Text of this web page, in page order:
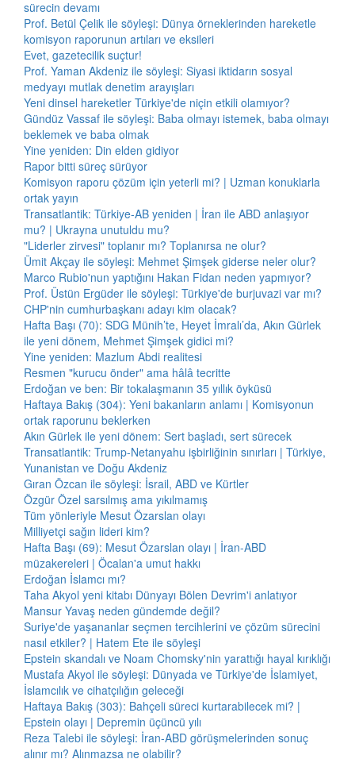
sürecin devamı
Prof. Betül Çelik ile söyleşi: Dünya örneklerinden hareketle
komisyon raporunun artıları ve eksileri
Evet, gazetecilik suçtur!
Prof. Yaman Akdeniz ile söyleşi: Siyasi iktidarın sosyal
medyayı mutlak denetim arayışları
Yeni dinsel hareketler Türkiye'de niçin etkili olamıyor?
Gündüz Vassaf ile söyleşi: Baba olmayı istemek, baba olmayı
beklemek ve baba olmak
Yine yeniden: Din elden gidiyor
Rapor bitti süreç sürüyor
Komisyon raporu çözüm için yeterli mi? | Uzman konuklarla
ortak yayın
Transatlantik: Türkiye-AB yeniden | İran ile ABD anlaşıyor
mu? | Ukrayna unutuldu mu?
"Liderler zirvesi" toplanır mı? Toplanırsa ne olur?
Ümit Akçay ile söyleşi: Mehmet Şimşek giderse neler olur?
Marco Rubio'nun yaptığını Hakan Fidan neden yapmıyor?
Prof. Üstün Ergüder ile söyleşi: Türkiye'de burjuvazi var mı?
CHP'nin cumhurbaşkanı adayı kim olacak?
Hafta Başı (70): SDG Münih’te, Heyet İmralı’da, Akın Gürlek
ile yeni dönem, Mehmet Şimşek gidici mi?
Yine yeniden: Mazlum Abdi realitesi
Resmen "kurucu önder" ama hâlâ tecritte
Erdoğan ve ben: Bir tokalaşmanın 35 yıllık öyküsü
Haftaya Bakış (304): Yeni bakanların anlamı | Komisyonun
ortak raporunu beklerken
Akın Gürlek ile yeni dönem: Sert başladı, sert sürecek
Transatlantik: Trump-Netanyahu işbirliğinin sınırları | Türkiye,
Yunanistan ve Doğu Akdeniz
Gıran Özcan ile söyleşi: İsrail, ABD ve Kürtler
Özgür Özel sarsılmış ama yıkılmamış
Tüm yönleriyle Mesut Özarslan olayı
Milliyetçi sağın lideri kim?
Hafta Başı (69): Mesut Özarslan olayı | İran-ABD
müzakereleri | Öcalan'a umut hakkı
Erdoğan İslamcı mı?
Taha Akyol yeni kitabı Dünyayı Bölen Devrim'i anlatıyor
Mansur Yavaş neden gündemde değil?
Suriye'de yaşananlar seçmen tercihlerini ve çözüm sürecini
nasıl etkiler? | Hatem Ete ile söyleşi
Epstein skandalı ve Noam Chomsky'nin yarattığı hayal kırıklığı
Mustafa Akyol ile söyleşi: Dünyada ve Türkiye'de İslamiyet,
İslamcılık ve cihatçılığın geleceği
Haftaya Bakış (303): Bahçeli süreci kurtarabilecek mi? |
Epstein olayı | Depremin üçüncü yılı
Reza Talebi ile söyleşi: İran-ABD görüşmelerinden sonuç
alınır mı? Alınmazsa ne olabilir?